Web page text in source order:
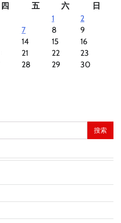
四 五 六
日
1
2
7 8
9
14 15
16
21 22
23
28 29
30